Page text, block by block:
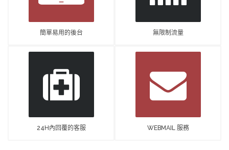
簡單易用的後台 無限制流量
24H內回覆的客服 WEBMAIL 服務